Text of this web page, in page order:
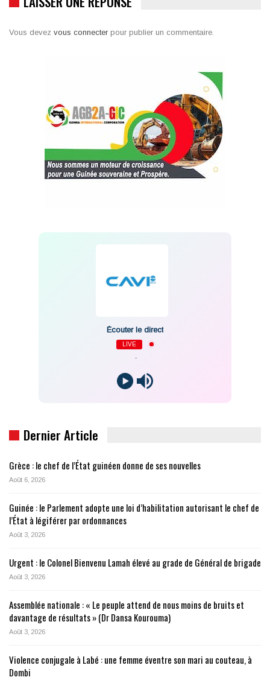
Vous devez vous connecter pour publier un commentaire.
Écouter le direct
LIVE
Dernier Article
Grèce : le chef de l’État guinéen donne de ses nouvelles
Août 6, 2026
Guinée : le Parlement adopte une loi d’habilitation autorisant le chef de
l’État à légiférer par ordonnances
Août 3, 2026
Urgent : le Colonel Bienvenu Lamah élevé au grade de Général de brigade
Août 3, 2026
Assemblée nationale : « Le peuple attend de nous moins de bruits et
davantage de résultats » (Dr Dansa Kourouma)
Août 3, 2026
Violence conjugale à Labé : une femme éventre son mari au couteau, à
Dombi